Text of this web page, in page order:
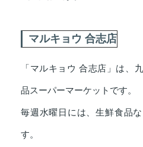
マルキョウ 合志店
「マルキョウ 合志店」は、
品スーパーマーケットです。
毎週水曜日には、生鮮食品
す。